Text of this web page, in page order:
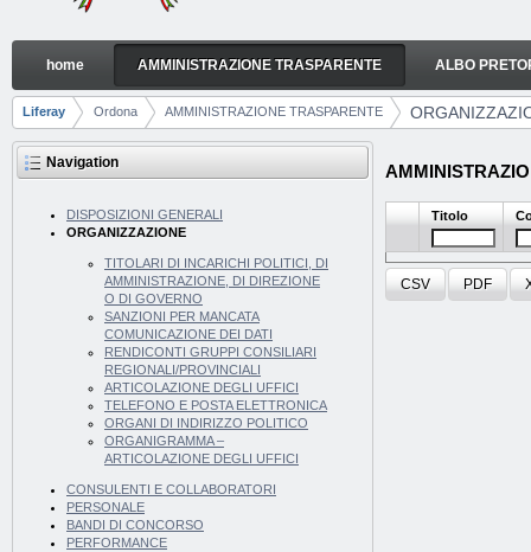
ORGANIZZAZIONE
Navigation
home AMMINISTRAZIONE TRASPARENTE ALBO
Breadcrumbs
Liferay Ordona AMMINISTRAZIONE TRASPARENTE
Navigation
DISPOSIZIONI GENERALI
ORGANIZZAZIONE
TITOLARI DI INCARICHI POLITICI, DI
AMMINISTRAZIONE, DI DIREZIONE
O DI GOVERNO
SANZIONI PER MANCATA
COMUNICAZIONE DEI DATI
RENDICONTI GRUPPI CONSILIARI
REGIONALI/PROVINCIALI
ARTICOLAZIONE DEGLI UFFICI
TELEFONO E POSTA ELETTRONICA
ORGANI DI INDIRIZZO POLITICO
ORGANIGRAMMA –
ARTICOLAZIONE DEGLI UFFICI
CONSULENTI E COLLABORATORI
PERSONALE
BANDI DI CONCORSO
PERFORMANCE
Titolo
CSV PDF